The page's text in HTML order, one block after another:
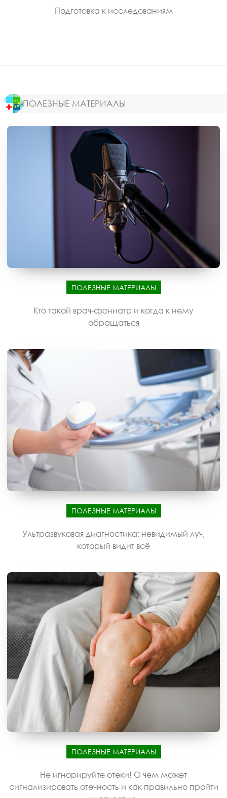
Подготовка к исследованиям
ПОЛЕЗНЫЕ МАТЕРИАЛЫ
ПОЛЕЗНЫЕ МАТЕРИАЛЫ
Кто такой врач-фониатр и когда к нему
обращаться
ПОЛЕЗНЫЕ МАТЕРИАЛЫ
Ультразвуковая диагностика: невидимый луч,
который видит всё
ПОЛЕЗНЫЕ МАТЕРИАЛЫ
Не игнорируйте отеки! О чем может
сигнализировать отечность и как правильно пройти